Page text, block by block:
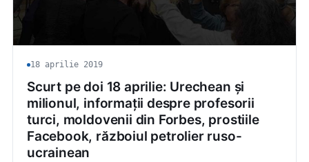
18 aprilie 2019
Scurt pe doi 18 aprilie: Urechean și
milionul, informații despre profesorii
turci, moldovenii din Forbes, prostiile
Facebook, războiul petrolier ruso-
ucrainean